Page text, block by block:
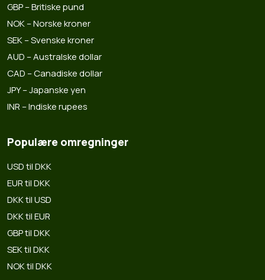
GBP – Britiske pund
NOK – Norske kroner
SEK – Svenske kroner
AUD – Australske dollar
CAD – Canadiske dollar
JPY – Japanske yen
INR – Indiske rupees
Populære omregninger
USD til DKK
EUR til DKK
DKK til USD
DKK til EUR
GBP til DKK
SEK til DKK
NOK til DKK